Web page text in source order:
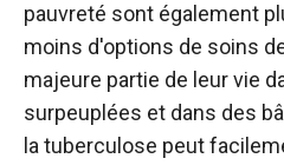
pauvreté sont également
moins d'options de soins
majeure partie de leur vie
surpeuplées et dans des
la tuberculose peut